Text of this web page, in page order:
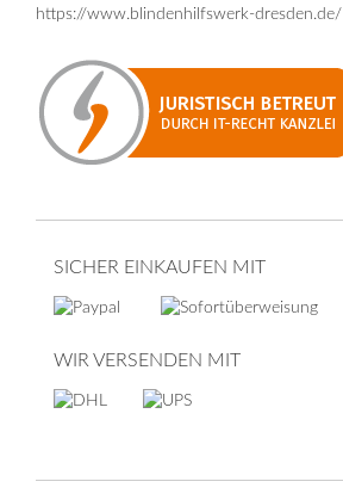
https://www.blindenhilfswerk-dresden.de/
SICHER EINKAUFEN MIT
WIR VERSENDEN MIT